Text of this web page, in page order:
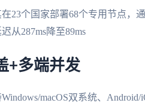
23个国家部署68个专用节点，
从287ms降至89ms
+多端并发
macOS双系统、